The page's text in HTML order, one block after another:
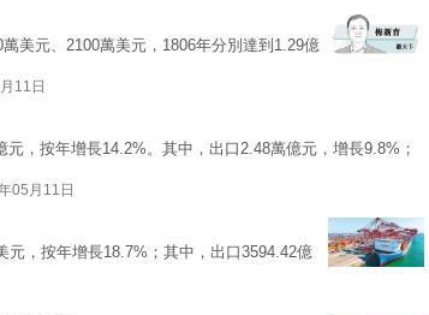
美元、2100萬美元，1806年分別達到1.29億
11日
元，按年增長14.2%。其中，出口2.48萬億元，增長9.8%；
05月11日
元，按年增長18.7%；其中，出口3594.42億